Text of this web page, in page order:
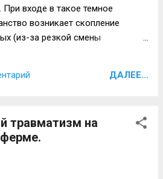
При входе в такое темное
возникает скопление
(из-за резкой смены
темноту галереи), животные
возникновение стрессовых
и нанесение ущерба здоровью
Удачи всем!
ДАЛЕЕ...
травматизм на